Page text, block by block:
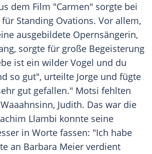
dem Film "Carmen" sorgte bei
für Standing Ovations. Vor allem,
ausgebildete Opernsängerin,
sorgte für große Begeisterung
ist ein wilder Vogel und du
so gut", urteilte Jorge und fügte
gut gefallen." Motsi fehlten
Judith. Das war die
Llambi konnte seine
in Worte fassen: "Ich habe
an Barbara Meier verdient